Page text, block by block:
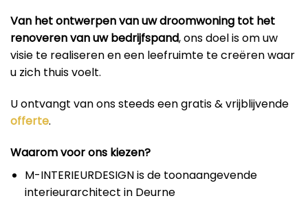
Van het ontwerpen van uw droomwoning tot het
renoveren van uw bedrijfspand, ons doel is om uw
visie te realiseren en een leefruimte te creëren waar
u zich thuis voelt.
U ontvangt van ons steeds een gratis & vrijblijvende
offerte.
Waarom voor ons kiezen?
M-INTERIEURDESIGN is de toonaangevende
interieurarchitect in Deurne